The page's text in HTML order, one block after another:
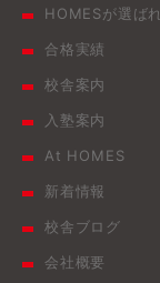
HOMESが選ば
合格実績
校舎案内
入塾案内
At HOMES
新着情報
校舎ブログ
会社概要